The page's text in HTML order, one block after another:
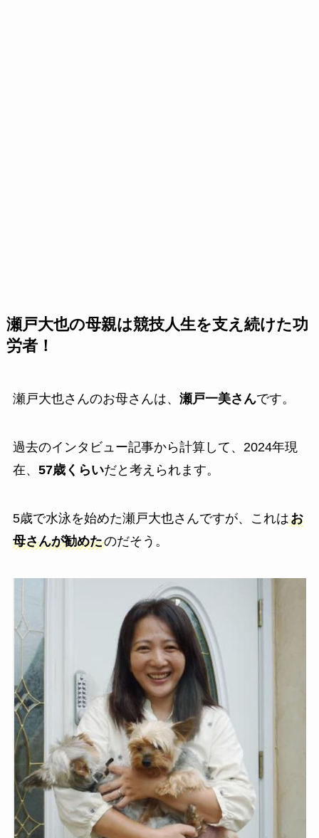
瀬戸大也の母親は競技人生を支え続けた功
労者！
瀬戸大也さんのお母さんは、 瀬戸一美さんです。
過去のインタビュー記事から計算して、2024年現
在、 57歳くらいだと考えられます。
5歳で水泳を始めた瀬戸大也さんですが、これはお
母さんが勧めたのだそう。